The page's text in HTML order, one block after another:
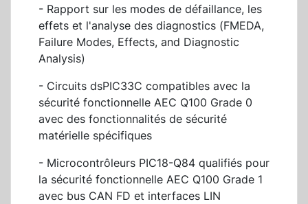
- Rapport sur les modes de défaillance, les
effets et l'analyse des diagnostics (FMEDA,
Failure Modes, Effects, and Diagnostic
Analysis)
- Circuits dsPIC33C compatibles avec la
sécurité fonctionnelle AEC Q100 Grade 0
avec des fonctionnalités de sécurité
matérielle spécifiques
- Microcontrôleurs PIC18-Q84 qualifiés pour
la sécurité fonctionnelle AEC Q100 Grade 1
avec bus CAN FD et interfaces LIN